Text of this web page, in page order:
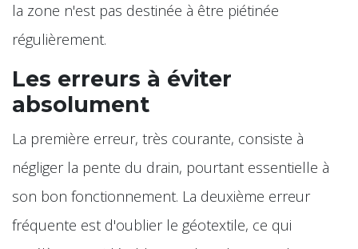
la zone n'est pas destinée à être piétinée
régulièrement.
Les erreurs à éviter
absolument
La première erreur, très courante, consiste à
négliger la pente du drain, pourtant essentielle à
son bon fonctionnement. La deuxième erreur
fréquente est d'oublier le géotextile, ce qui